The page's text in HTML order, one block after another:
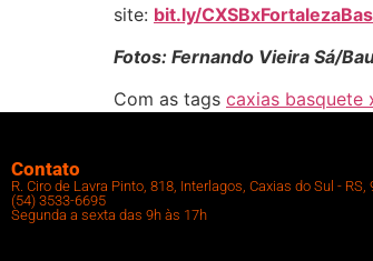
site: bit.ly/
Fotos: Fernando Vieira Sá/
Com as tags caxias basquete
Contato
R. Ciro de Lavra Pinto, 818, Interlagos, Caxias do Sul - RS,
(54) 3533-6695
Segunda a sexta das 9h às 17h